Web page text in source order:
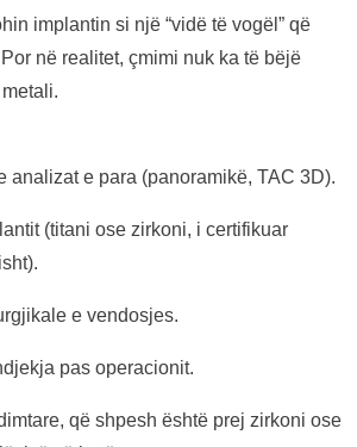
implantin si një “vidë të vogël” që
në realitet, çmimi nuk ka të bëjë
analizat e para (panoramikë, TAC 3D).
(titani ose zirkoni, i certifikuar
e vendosjes.
pas operacionit.
që shpesh është prej zirkoni ose